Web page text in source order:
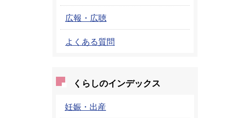
広報・広聴
よくある質問
くらしのインデックス
妊娠・出産